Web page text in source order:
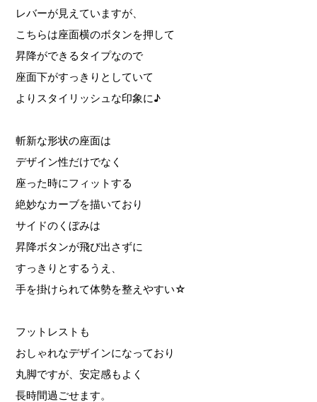
レバーが見えていますが、
こちらは座面横のボタンを押して
昇降ができるタイプなので
座面下がすっきりとしていて
よりスタイリッシュな印象に♪
斬新な形状の座面は
デザイン性だけでなく
座った時にフィットする
絶妙なカーブを描いており
サイドのくぼみは
昇降ボタンが飛び出さずに
すっきりとするうえ、
手を掛けられて体勢を整えやすい☆
フットレストも
おしゃれなデザインになっており
丸脚ですが、安定感もよく
長時間過ごせます。